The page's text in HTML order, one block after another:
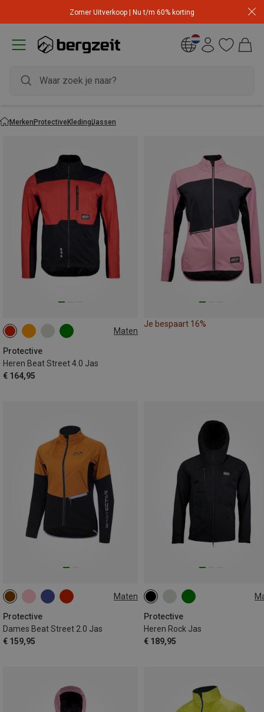
Zomer Uitverkoop | Nu t/m 60% korting
MerkenProtectiveKledingJassen
Maten
Protective
Heren Beat Street 4.0 Jas
€ 164,95
S M L XL
3XL
Je bespaart 16%
Maten
Protective
Dames Beat Street 2.0 Jas
€ 159,95
S M L XXL
Protective
Heren Rock Jas
€ 189,95